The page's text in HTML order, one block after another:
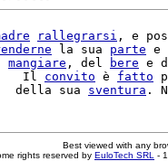
rallegrarsi , e
la sua parte e
mangiare , del bere e
Il convito è fatto
della sua sventura .
Best viewed with any
rights reserved by EuloTech SRL -